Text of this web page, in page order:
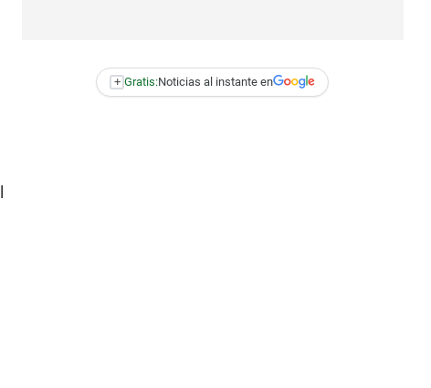
+ Gratis:Noticias al instante en